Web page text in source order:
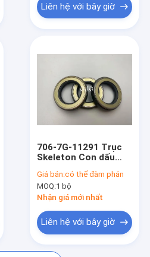
Liên hệ với bây giờ
706-7G-11291 Trục
Skeleton Con dấu
TC Vòng dầu cho
AP2388E
Giá bán:có thể đàm phán
MOQ:1 bộ
Nhận giá mới nhất
Liên hệ với bây giờ